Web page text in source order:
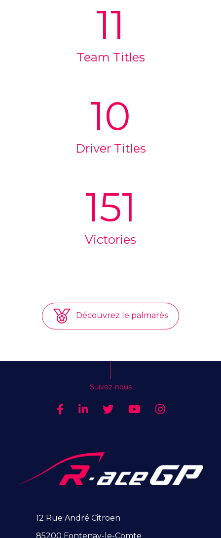
11
Team Titles
10
Driver Titles
151
Victories
Découvrez le palmarès
Suivez-nous
12 Rue André Citroën
85200 Fontenay-le-Comte